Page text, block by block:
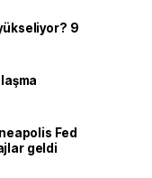
9
Fed
geldi